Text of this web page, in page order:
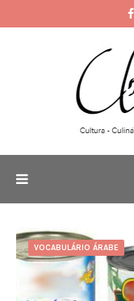
VOCABULÁRIO ÁRABE